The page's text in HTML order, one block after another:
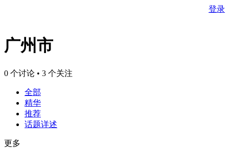
登录
广州市
0 个讨论 • 3 个关注
全部
精华
推荐
话题详述
更多